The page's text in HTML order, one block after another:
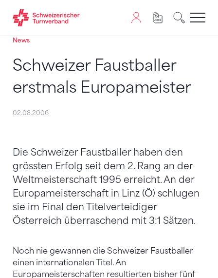
Zum Inhalt springen
Zur Sitemap navigieren
Zum Navigieren dieser Seite wird JavaScript benötigt.
News
Schweizer Faustballer
erstmals Europameister
02.08.2006
Die Schweizer Faustballer haben den
grössten Erfolg seit dem 2. Rang an der
Weltmeisterschaft 1995 erreicht. An der
Europameisterschaft in Linz (Ö) schlugen
sie im Final den Titelverteidiger
Österreich überraschend mit 3:1 Sätzen.
Noch nie gewannen die Schweizer Faustballer
einen internationalen Titel. An
Europameisterschaften resultierten bisher fünf